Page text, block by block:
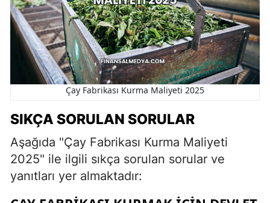
Çay Fabrikası Kurma Maliyeti 2025
SIKÇA SORULAN SORULAR
Aşağıda "Çay Fabrikası Kurma Maliyeti
2025" ile ilgili sıkça sorulan sorular ve
yanıtları yer almaktadır: